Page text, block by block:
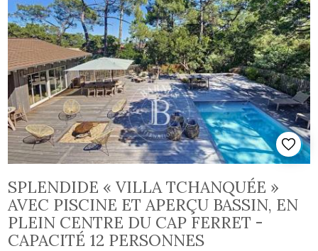
SPLENDIDE « VILLA TCHANQUÉE »
AVEC PISCINE ET APERÇU BASSIN, EN
PLEIN CENTRE DU CAP FERRET -
CAPACITÉ 12 PERSONNES